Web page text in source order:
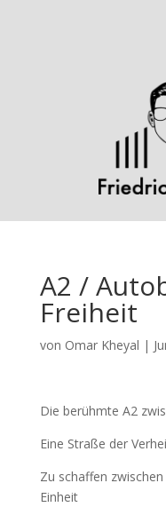
A2 /
Freiheit
von Omar Kheyal |
Die berühmte A2
Eine Straße der
Zu schaffen
Einheit